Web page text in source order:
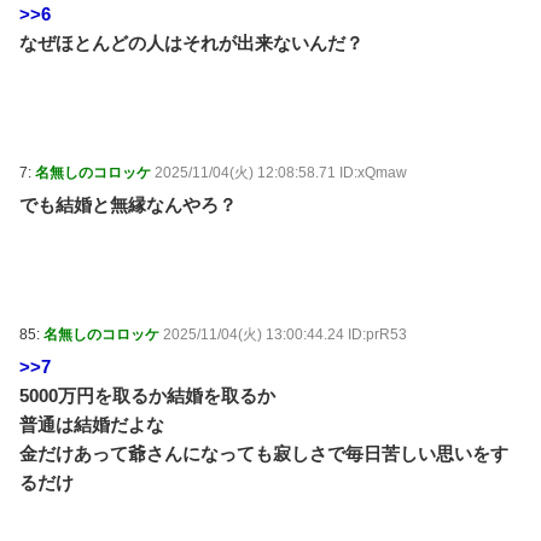
>>6
なぜほとんどの人はそれが出来ないんだ？
7: 名無しのコロッケ 2025/11/04(火) 12:08:58.71 ID:xQmaw
でも結婚と無縁なんやろ？
85: 名無しのコロッケ 2025/11/04(火) 13:00:44.24 ID:prR53
>>7
5000万円を取るか結婚を取るか
普通は結婚だよな
金だけあって爺さんになっても寂しさで毎日苦しい思いをす
るだけ